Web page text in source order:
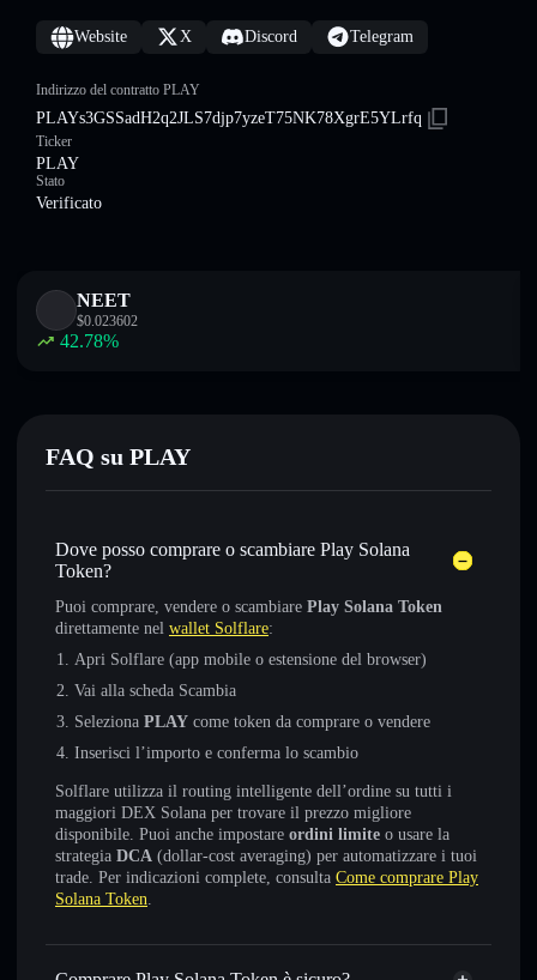
Website X Discord Telegram
Indirizzo del contratto PLAY
PLAYs3GSSadH2q2JLS7djp7yzeT75NK78XgrE5YLrfq
Ticker
PLAY
Stato
Verificato
NEET
$0.023602
42.78%
FAQ su PLAY
Dove posso comprare o scambiare Play Solana
Token?
Puoi comprare, vendere o scambiare Play Solana Token
direttamente nel wallet Solflare:
Apri Solflare (app mobile o estensione del browser)
Vai alla scheda Scambia
Seleziona PLAY come token da comprare o vendere
Inserisci l’importo e conferma lo scambio
Solflare utilizza il routing intelligente dell’ordine su tutti i
maggiori DEX Solana per trovare il prezzo migliore
disponibile. Puoi anche impostare ordini limite o usare la
strategia DCA (dollar-cost averaging) per automatizzare i tuoi
trade. Per indicazioni complete, consulta Come comprare Play
Solana Token.